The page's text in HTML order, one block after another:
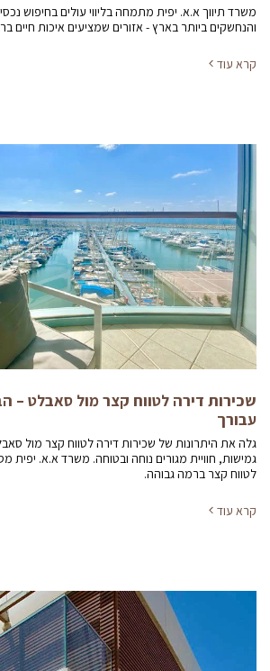
משרד תיווך א.א. יפית מתמחה בליווי עולים בחיפוש נכסי
והנחשקים ביותר בארץ - אזורים שמציעים איכות חיים
קרא עוד
שכירות דירה לטווח קצר מול סאבלט –
עבורך
גלה את היתרונות של שכירות דירה לטווח קצר מול
גמישות, חוויית מגורים נוחה ובטוחה. משרד א.א. יפית
לטווח קצר ברמה גבוהה.
קרא עוד